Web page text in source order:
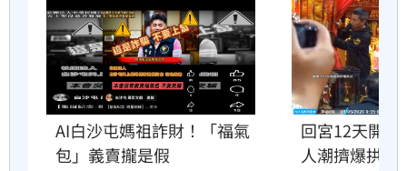
AI白沙屯媽祖詐財！「福氣
包」義賣攏是假
回宮12天開
人潮擠爆拱天